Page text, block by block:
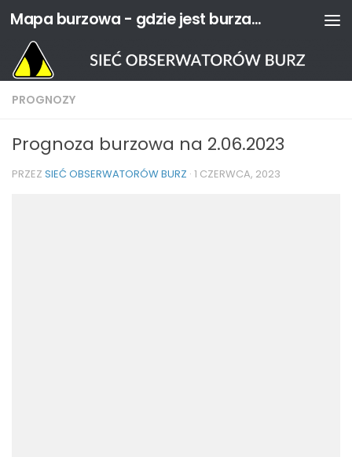
Przejdź do treści Mapa burzowa - gdzie jest burza? | Sieć Obserwatorów Burz
PROGNOZY
Prognoza burzowa na 2.06.2023
PRZEZ SIEĆ OBSERWATORÓW BURZ · 1 CZERWCA, 2023